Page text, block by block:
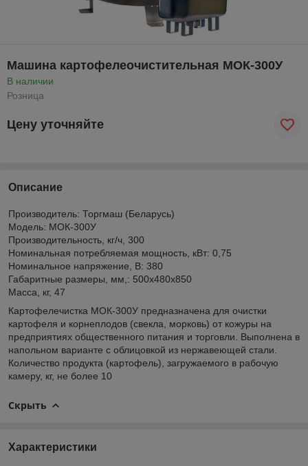
Машина картофелеочистительная МОК-300У
В наличии
Розница
Цену уточняйте
Описание
Производитель: Торгмаш (Беларусь)
Модель: МОК-300У
Производительность, кг/ч, 300
Номинальная потребляемая мощность, кВт: 0,75
Номинальное напряжение, В: 380
Габаритные размеры, мм,: 500х480х850
Масса, кг, 47
Картофелечистка МОК-300У предназначена для очистки
картофеля и корнеплодов (свекла, морковь) от кожуры на
предприятиях общественного питания и торговли. Выполнена в
напольном варианте с облицовкой из нержавеющей стали.
Количество продукта (картофель), загружаемого в рабочую
камеру, кг, не более 10
Скрыть
Характеристики